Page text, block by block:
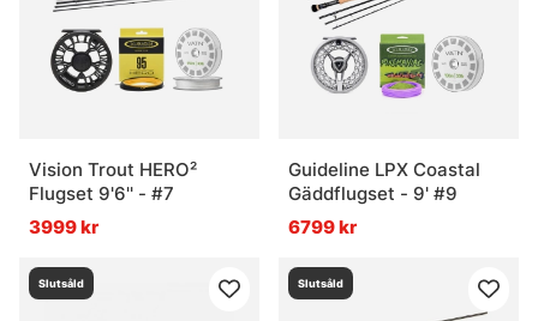
Vision Trout HERO²
Flugset 9'6'' - #7
3999 kr
Guideline LPX Coastal
Gäddflugset - 9' #9
6799 kr
Slutsåld Slutsåld